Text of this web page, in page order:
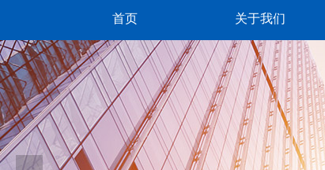
首页 关于我们